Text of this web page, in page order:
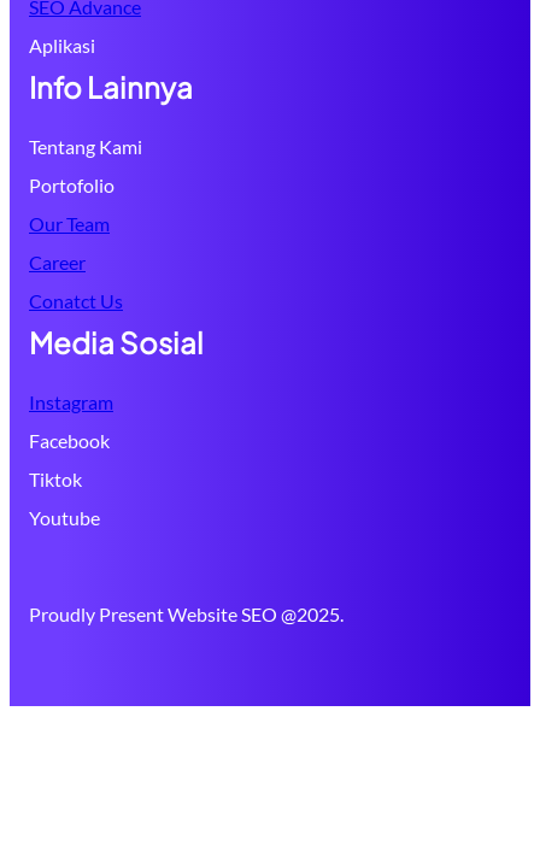
SEO Advance
Aplikasi
Info Lainnya
Tentang Kami
Portofolio
Our Team
Career
Conatct Us
Media Sosial
Instagram
Facebook
Tiktok
Youtube
Proudly Present Website SEO @2025.